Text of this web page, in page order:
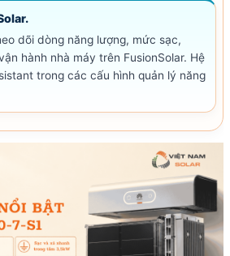
.
dõi dòng năng lượng, mức sạc,
hành nhà máy trên FusionSolar. Hệ
trong các cấu hình quản lý năng